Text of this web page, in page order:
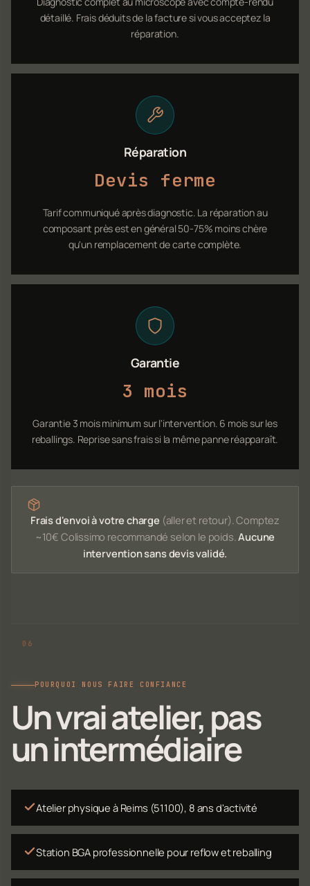
détaillé. Frais déduits de la facture si vous acceptez la
réparation.
Réparation
Devis ferme
Tarif communiqué après diagnostic. La réparation au
composant près est en général 50-75% moins chère
qu'un remplacement de carte complète.
Garantie
3 mois
Garantie 3 mois minimum sur l'intervention. 6 mois sur les
reballings. Reprise sans frais si la même panne réapparaît.
Frais d'envoi à votre charge (aller et retour). Comptez
~10€ Colissimo recommandé selon le poids.Aucune
intervention sans devis validé.
POURQUOI NOUS FAIRE CONFIANCE
Un vrai atelier, pas
un intermédiaire
Atelier physique à Reims (51100), 8 ans d'activité
Station BGA professionnelle pour reflow et reballing